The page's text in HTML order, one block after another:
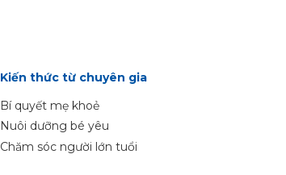
Kiến thức từ chuyên gia
Bí quyết mẹ khoẻ
Nuôi dưỡng bé yêu
Chăm sóc người lớn tuổi